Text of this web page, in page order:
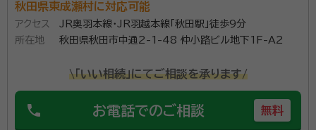
秋田県東成瀬村に対応可能
アクセス
JR奥羽本線・JR羽越本線「秋田駅」徒歩9分
所在地
秋田県秋田市中通2-1-48 仲小路ビル地下1F-A2
\「いい相続」にてご相談を承ります/
phone お電話でのご相談 無料